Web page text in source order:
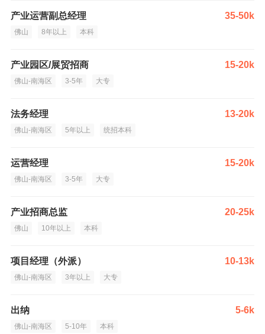
产业运营副总经理 35-50k
佛山 8年以上 本科
产业园区/展贸招商 15-20k
佛山-南海区 3-5年 大专
法务经理 13-20k
佛山-南海区 5年以上 统招本科
运营经理 15-20k
佛山-南海区 3-5年 大专
产业招商总监 20-25k
佛山 10年以上 本科
项目经理（外派） 10-13k
佛山-南海区 3年以上 大专
出纳 5-6k
佛山-南海区 5-10年 本科